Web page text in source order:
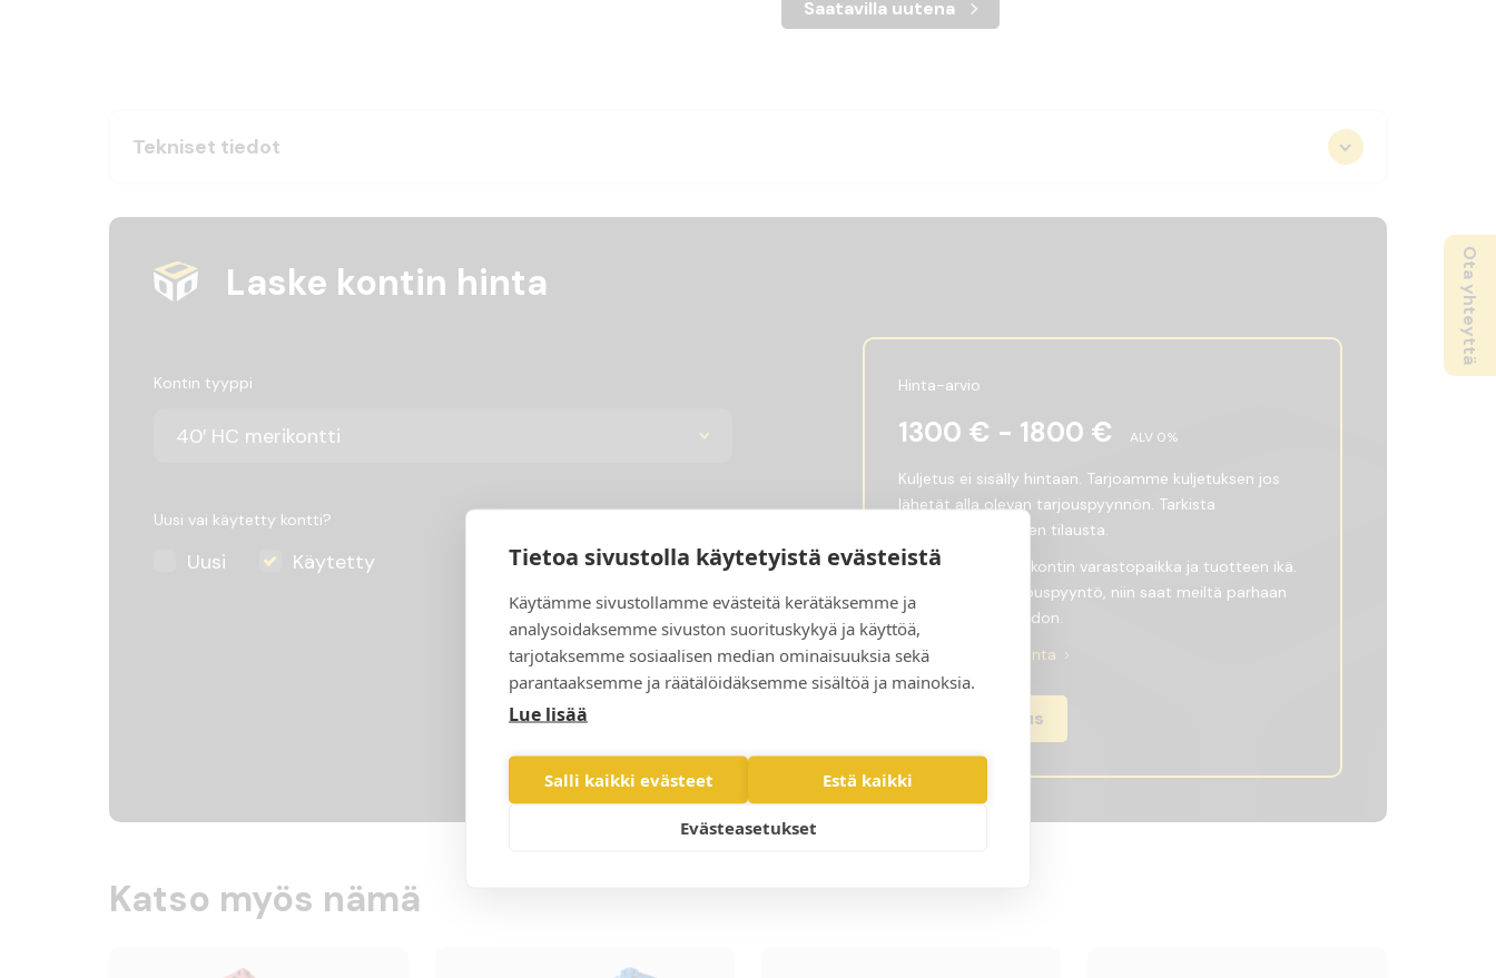
Tietoa sivustolla käytetyistä evästeistä
Käytämme sivustollamme evästeitä kerätäksemme ja
analysoidaksemme sivuston suorituskykyä ja käyttöä,
tarjotaksemme sosiaalisen median ominaisuuksia sekä
parantaaksemme ja räätälöidäksemme sisältöä ja mainoksia.
Lue lisää
Salli kaikki evästeet Estä kaikki
Evästeasetukset
Saatavilla uutena
Tekniset tiedot
Laske kontin hinta
Kontin tyyppi
Uusi vai käytetty kontti?
Uusi Käytetty Osto Vuokraus
Hinta-arvio
1300 € - 1800 € ALV 0%
Kuljetus ei sisälly hintaan. Tarjoamme kuljetuksen jos
lähetät alla olevan tarjouspyynnön. Tarkista
kokonaishinta ennen tilausta.
Hintaan vaikuttaa kontin varastopaikka ja tuotteen ikä.
Lähetä meille tarjouspyyntö, niin saat meiltä parhaan
hinnan ja vaihtoehdon.
Näytä verollinen hinta
Pyydä tarjous
Katso myös nämä
Ota yhteyttä